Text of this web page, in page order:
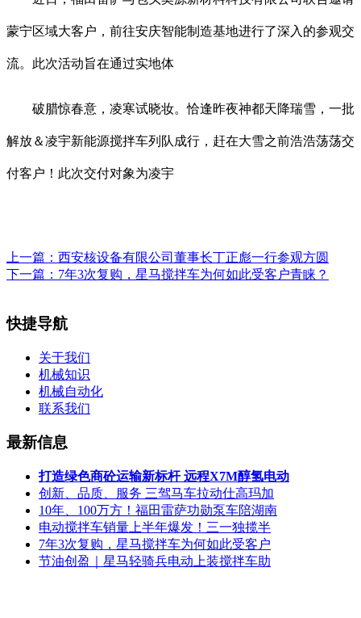
蒙宁区域大客户，前往安庆智能制造基地进行了深入的参观交
流。此次活动旨在通过实地体
破腊惊春意，凌寒试晓妆。恰逢昨夜神都天降瑞雪，一批
解放＆凌宇新能源搅拌车列队成行，赶在大雪之前浩浩荡荡交
付客户！此次交付对象为凌宇
上一篇： 西安核设备有限公司董事长丁正彪一行参观方圆
下一篇： 7年3次复购，星马搅拌车为何如此受客户青睐？
快捷导航
关于我们
机械知识
机械自动化
联系我们
最新信息
打造绿色商砼运输新标杆 远程X7M醇氢电动
创新、品质、服务 三驾马车拉动仕高玛加
10年、100万方！福田雷萨功勋泵车陪湖南
电动搅拌车销量上半年爆发！三一独揽半
7年3次复购，星马搅拌车为何如此受客户
节油创盈｜星马轻骑兵电动上装搅拌车助